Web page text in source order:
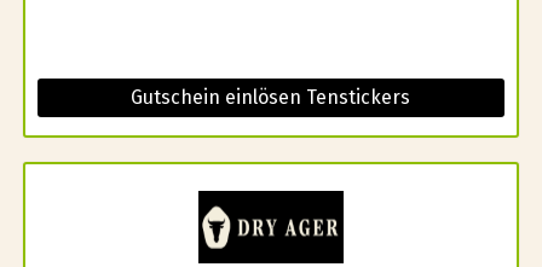
Gutschein einlösen Tenstickers